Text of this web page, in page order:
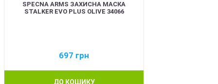
SPECNA ARMS ЗАХИСНА МАСКА
STALKER EVO PLUS OLIVE 34066
697 грн
ДО КОШИКУ